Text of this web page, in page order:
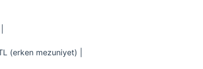
(erken mezuniyet) |